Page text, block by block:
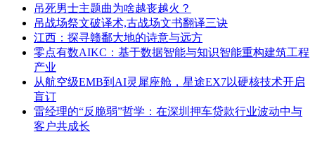
吊死男士主题曲为啥越丧越火？
吊战场祭文破译术,古战场文书翻译三诀
江西：探寻赣鄱大地的诗意与远方
零点有数AIKC：基于数据智能与知识智能重构建筑工程
产业
从航空级EMB到AI灵犀座舱，星途EX7以硬核技术开启
盲订
雷经理的“反脆弱”哲学：在深圳押车贷款行业波动中与
客户共成长